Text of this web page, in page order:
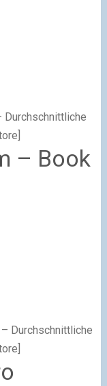
Durchschnittliche
– Book
Durchschnittliche